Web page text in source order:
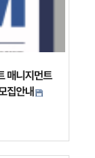
매니지먼트
집안내